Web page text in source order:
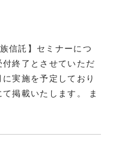
信託】セミナーにつ
終了とさせていただ
実施を予定しており
掲載いたします。 ま